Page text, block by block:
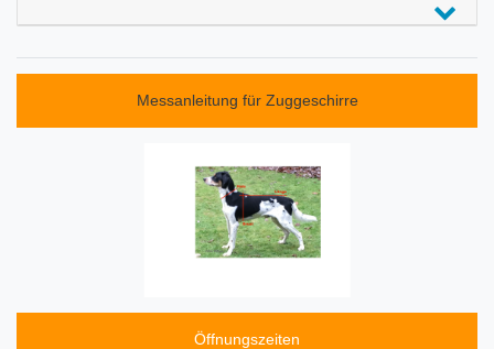
Messanleitung für Zuggeschirre
Öffnungszeiten